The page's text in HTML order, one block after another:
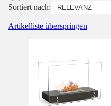
Sortiert nach:
Artikelliste überspringen